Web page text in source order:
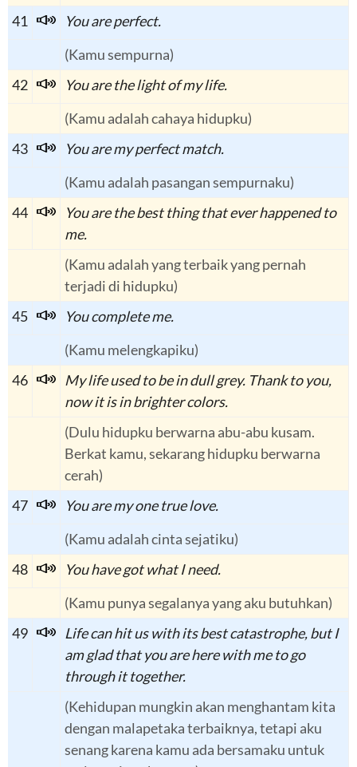
41
You are perfect.
(Kamu sempurna)
42
You are the light of my life.
(Kamu adalah cahaya hidupku)
43
You are my perfect match.
(Kamu adalah pasangan sempurnaku)
44
You are the best thing that ever happened to
me.
(Kamu adalah yang terbaik yang pernah
terjadi di hidupku)
45
You complete me.
(Kamu melengkapiku)
46
My life used to be in dull grey. Thank to you,
now it is in brighter colors.
(Dulu hidupku berwarna abu-abu kusam.
Berkat kamu, sekarang hidupku berwarna
cerah)
47
You are my one true love.
(Kamu adalah cinta sejatiku)
48
You have got what I need.
(Kamu punya segalanya yang aku butuhkan)
49
Life can hit us with its best catastrophe, but I
am glad that you are here with me to go
through it together.
(Kehidupan mungkin akan menghantam kita
dengan malapetaka terbaiknya, tetapi aku
senang karena kamu ada bersamaku untuk